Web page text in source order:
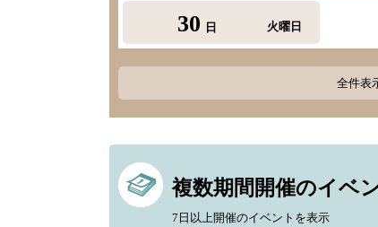
30 日 火曜日
全件表
複数期間開催のイベ
7日以上開催のイベントを表示